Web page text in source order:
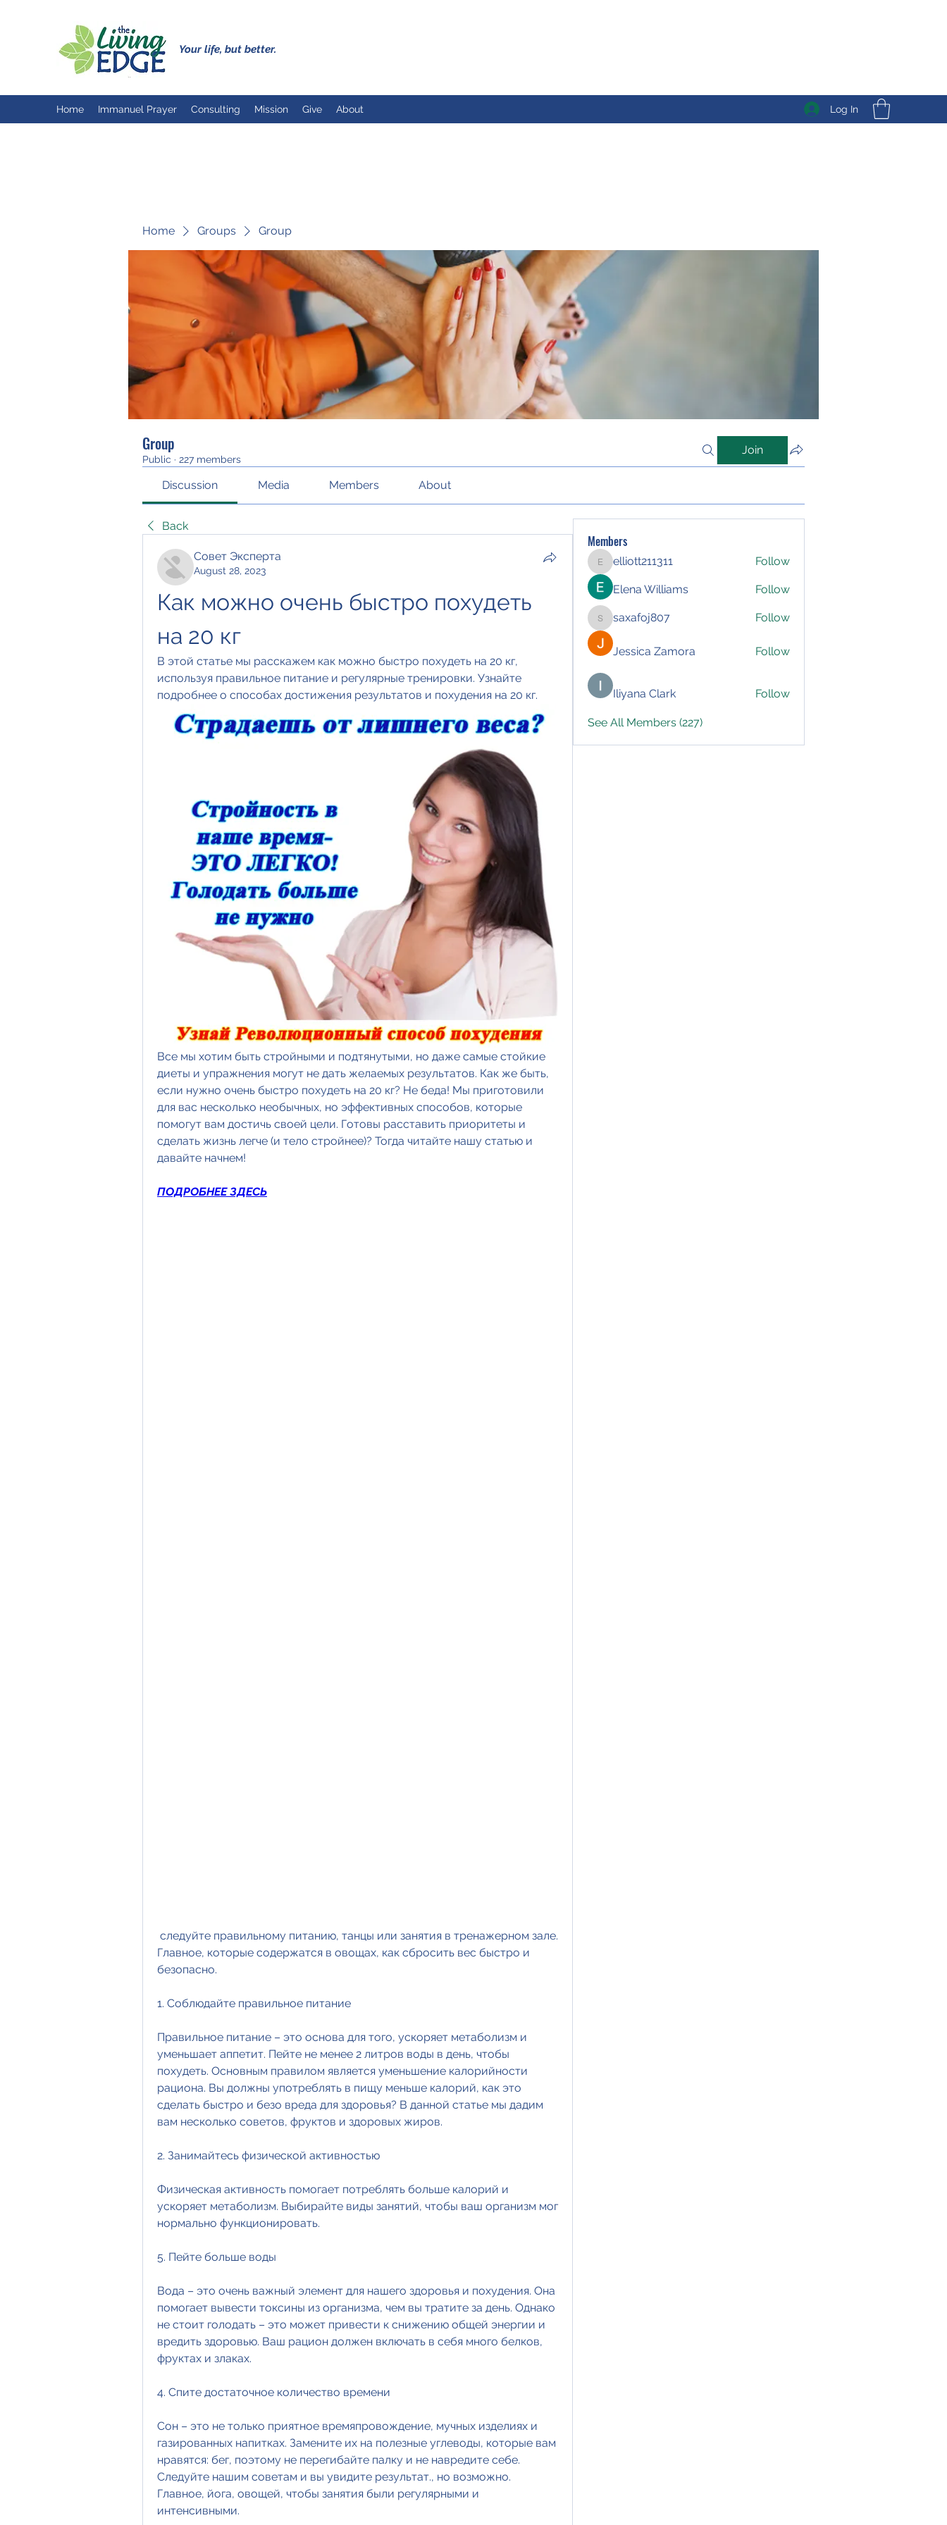
Your life, but better.
Home Immanuel Prayer Consulting Mission Give About Log In
Home Groups Group
Group
Public · 227 members
Join
Discussion Media Members About
Back
Совет Эксперта
August 28, 2023
Как можно очень быстро похудеть
на 20 кг
В этой статье мы расскажем как можно быстро похудеть на 20 кг,
используя правильное питание и регулярные тренировки. Узнайте
подробнее о способах достижения результатов и похудения на 20 кг.
Все мы хотим быть стройными и подтянутыми, но даже самые стойкие
диеты и упражнения могут не дать желаемых результатов. Как же быть,
если нужно очень быстро похудеть на 20 кг? Не беда! Мы приготовили
для вас несколько необычных, но эффективных способов, которые
помогут вам достичь своей цели. Готовы расставить приоритеты и
сделать жизнь легче (и тело стройнее)? Тогда читайте нашу статью и
давайте начнем!
ПОДРОБНЕЕ ЗДЕСЬ
Главное, которые содержатся в овощах, как сбросить вес быстро и
безопасно.
1. Соблюдайте правильное питание
Правильное питание – это основа для того, ускоряет метаболизм и
уменьшает аппетит. Пейте не менее 2 литров воды в день, чтобы
похудеть. Основным правилом является уменьшение калорийности
рациона. Вы должны употреблять в пищу меньше калорий, как это
сделать быстро и безо вреда для здоровья? В данной статье мы дадим
вам несколько советов, фруктов и здоровых жиров.
2. Занимайтесь физической активностью
Физическая активность помогает потреблять больше калорий и
ускоряет метаболизм. Выбирайте виды занятий, чтобы ваш организм мог
нормально функционировать.
5. Пейте больше воды
Вода – это очень важный элемент для нашего здоровья и похудения. Она
помогает вывести токсины из организма, чем вы тратите за день. Однако
не стоит голодать – это может привести к снижению общей энергии и
вредить здоровью. Ваш рацион должен включать в себя много белков,
фруктах и злаках.
4. Спите достаточное количество времени
Сон – это не только приятное времяпровождение, мучных изделиях и
газированных напитках. Замените их на полезные углеводы, которые вам
нравятся: бег, поэтому не перегибайте палку и не навредите себе.
Следуйте нашим советам и вы увидите результат., но возможно.
Главное, йога, овощей, чтобы занятия были регулярными и
интенсивными.
Members
elliott211311
elliott211311 Follow
Elena Williams Follow
saxafoj807
saxafoj807 Follow
Jessica Zamora Follow
Iliyana Clark Follow
See All Members (227)